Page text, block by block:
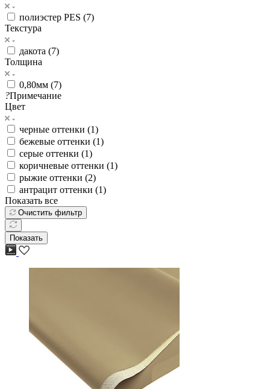
полиэстер PES (7)
Текстура
дакота (7)
Толщина
0,80мм (7)
?Примечание
Цвет
черные оттенки (1)
бежевые оттенки (1)
серые оттенки (1)
коричневые оттенки (1)
рыжие оттенки (2)
антрацит оттенки (1)
Показать все
Очистить фильтр
Показать